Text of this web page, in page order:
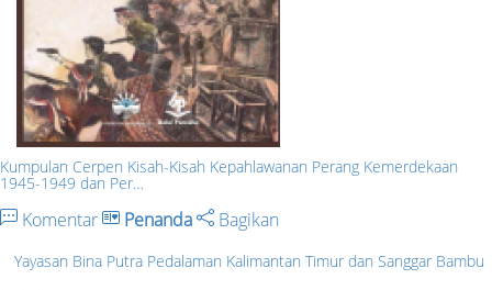
Kumpulan Cerpen Kisah-Kisah Kepahlawanan Perang Kemerdekaan
1945-1949 dan Per…
Komentar Penanda Bagikan
Yayasan Bina Putra Pedalaman Kalimantan Timur dan Sanggar Bambu